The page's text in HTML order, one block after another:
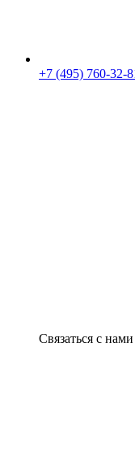
+7 (495) 760-32-
Связаться с нами